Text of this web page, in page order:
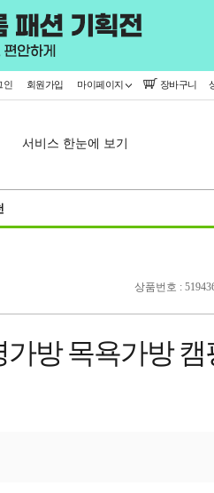
인 회원가입 마이페이지 장바구니
서비스 한눈에 보기
상품번호 :
방 목욕가방 캠